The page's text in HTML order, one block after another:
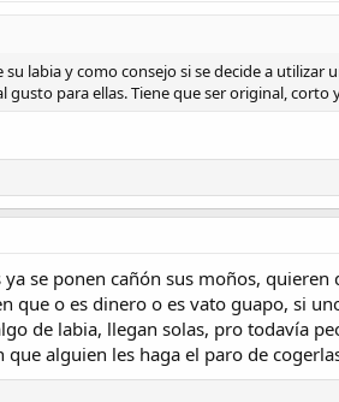
labia y como consejo si se decide a
para ellas. Tiene que ser original, corto
se ponen cañón sus moños,
que o es dinero o es vato guapo, si
de labia, llegan solas, pro todavía
alguien les haga el paro de